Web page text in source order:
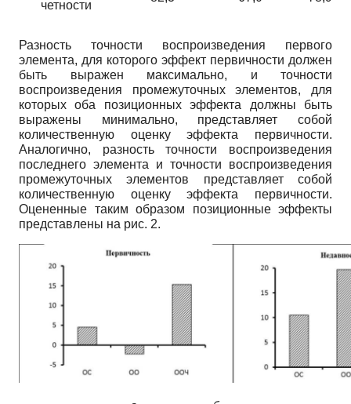
четности
Разность точности воспроизведения первого
элемента, для которого эффект первичности должен
быть выражен максимально, и точности
воспроизведения промежуточных элементов, для
которых оба позиционных эффекта должны быть
выражены минимально, представляет собой
количественную оценку эффекта первичности.
Аналогично, разность точности воспроизведения
последнего элемента и точности воспроизведения
промежуточных элементов представляет собой
количественную оценку эффекта первичности.
Оцененные таким образом позиционные эффекты
представлены на рис. 2.